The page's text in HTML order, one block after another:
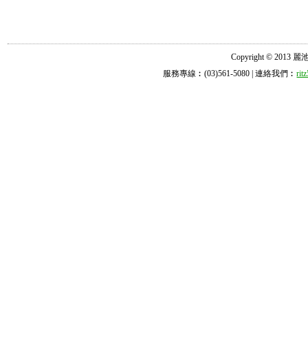
Copyright © 2013 麗
服務專線︰(03)561-5080 | 連絡我們︰